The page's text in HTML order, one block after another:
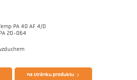
PA 40 AF 4/D
20-064
na stránku produktu